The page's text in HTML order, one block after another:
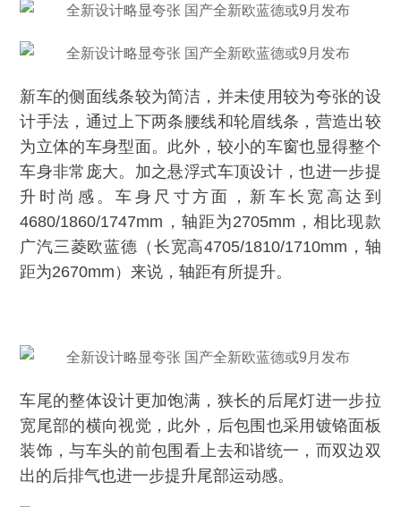
新车的侧面线条较为简洁，并未使用较为夸张的设
计手法，通过上下两条腰线和轮眉线条，营造出较
为立体的车身型面。此外，较小的车窗也显得整个
车身非常庞大。加之悬浮式车顶设计，也进一步提
升时尚感。车身尺寸方面，新车长宽高达到
4680/1860/1747mm，轴距为2705mm，相比现款
广汽三菱欧蓝德（长宽高4705/1810/1710mm，轴
距为2670mm）来说，轴距有所提升。
车尾的整体设计更加饱满，狭长的后尾灯进一步拉
宽尾部的横向视觉，此外，后包围也采用镀铬面板
装饰，与车头的前包围看上去和谐统一，而双边双
出的后排气也进一步提升尾部运动感。